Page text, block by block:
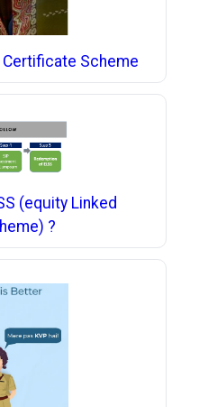
Certificate Scheme
(equity Linked
?